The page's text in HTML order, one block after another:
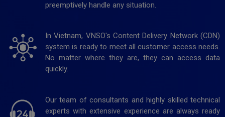
preemptively handle any situation.
In Vietnam, VNSO's Content Delivery Network (CDN)
system is ready to meet all customer access needs.
No matter where they are, they can access data
quickly.
Our team of consultants and highly skilled technical
experts with extensive experience are always ready